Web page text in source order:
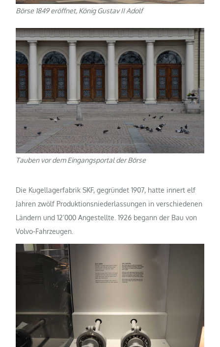
Börse 1849 eröffnet, König Gustav II Adolf
Tauben vor dem Eingangsportal der Börse
Die Kugellagerfabrik SKF, gegründet 1907, hatte innert elf
Jahren zwölf Produktionsniederlassungen in verschiedenen
Ländern und 12’000 Angestellte. 1926 begann der Bau von
Volvo-Fahrzeugen.